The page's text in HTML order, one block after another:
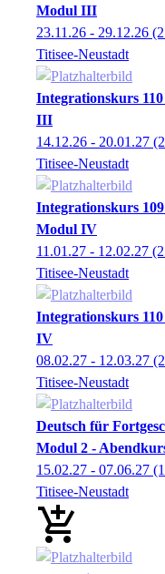
Modul III
23.11.26 - 29.12.26
Titisee-Neustadt
Integrationskurs
III
14.12.26 - 20.01.27
Titisee-Neustadt
Integrationskurs
Modul IV
11.01.27 - 12.02.27
Titisee-Neustadt
Integrationskurs
IV
08.02.27 - 12.03.27
Titisee-Neustadt
Deutsch für
Modul 2 -
15.02.27 - 07.06.27
Titisee-Neustadt